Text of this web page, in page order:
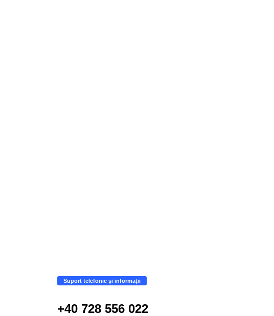
Suport telefonic și informații
+40 728 556 022